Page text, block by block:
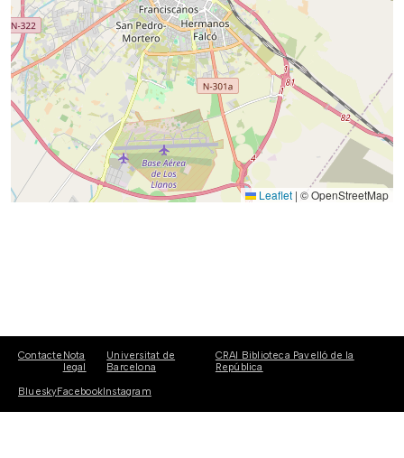
Leaflet | © OpenStreetMap
Contacte Nota
legal
Universitat de
Barcelona
CRAI Biblioteca Pavelló de la
República
BlueskyFacebookInstagram